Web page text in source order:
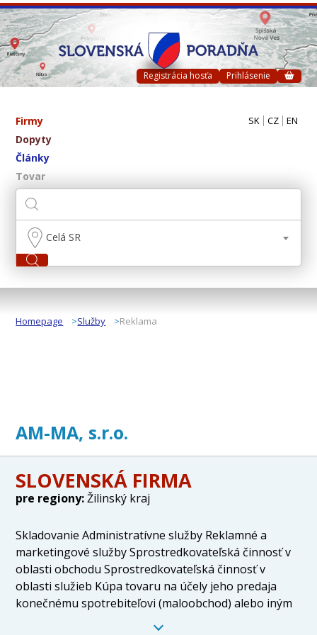
Registrácia hosťa Prihlásenie
Firmy
Dopyty
Články
Tovar
SK CZ EN
Celá SR
Homepage Služby Reklama
AM-MA, s.r.o.
SLOVENSKÁ FIRMA
pre regiony:Žilinský kraj
Skladovanie Administratívne služby Reklamné a
marketingové služby Sprostredkovateľská činnosť v
oblasti obchodu Sprostredkovateľská činnosť v
oblasti služieb Kúpa tovaru na účely jeho predaja
konečnému spotrebiteľovi (maloobchod) alebo iným